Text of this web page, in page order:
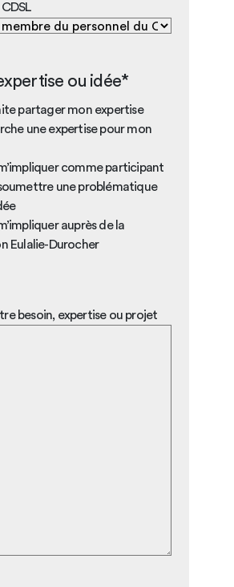
ou idée*
partager mon expertise
une expertise pour mon
comme participant
une problématique
auprès de la
Eulalie-Durocher
besoin, expertise ou projet